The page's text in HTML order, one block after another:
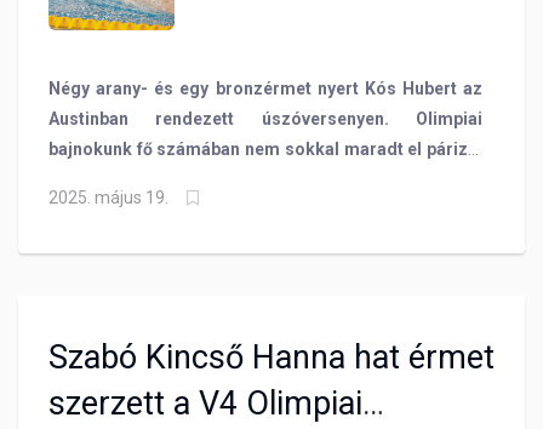
Négy arany- és egy bronzérmet nyert Kós Hubert az
Austinban rendezett úszóversenyen. Olimpiai
bajnokunk fő számában nem sokkal maradt el párizsi
Szabó-Feltóthy Eszter pedig Monte Carlóban szerzett
2025. május 19.
Szabó Kincső Hanna hat érmet
szerzett a V4 Olimpiai